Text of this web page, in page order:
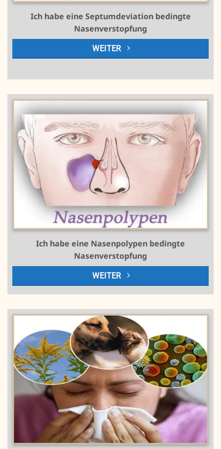
Ich habe eine Septumdeviation bedingte
Nasenverstopfung
WEITER
https://www.high-
Ich habe eine Nasenpolypen bedingte
Nasenverstopfung
WEITER